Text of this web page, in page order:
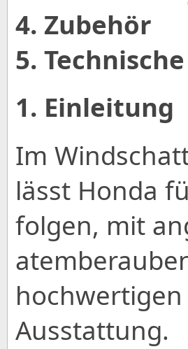
4. Zubehör
5.
1. Einleitung
Im
lässt Honda
folgen, mit
Ausstattung.